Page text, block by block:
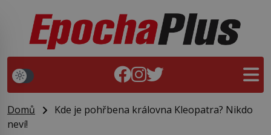
Domů
Kde je pohřbena královna Kleopatra? Nikdo
neví!